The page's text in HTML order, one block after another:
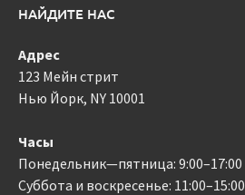
НАЙДИТЕ НАС
Адрес
123 Мейн стрит
Нью Йорк, NY 10001
Часы
Понедельник—пятница: 9:00–17:00
Суббота и воскресенье: 11:00–15:00